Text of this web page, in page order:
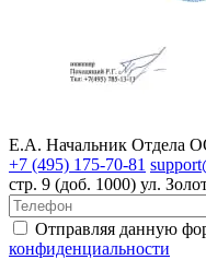
Е.А. Начальник Отдела
+7 (495) 175-70-81
стр. 9 (доб. 1000) ул.
Отправляя данную
конфиденциальности